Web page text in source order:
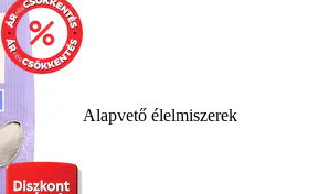
Alapvető élelmiszerek